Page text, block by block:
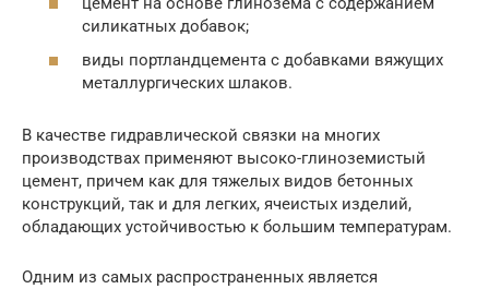
силикатных добавок;
виды портландцемента с добавками вяжущих
металлургических шлаков.
В качестве гидравлической связки на многих
производствах применяют высоко-глиноземистый
цемент, причем как для тяжелых видов бетонных
конструкций, так и для легких, ячеистых изделий,
обладающих устойчивостью к большим температурам.
Одним из самых распространенных является